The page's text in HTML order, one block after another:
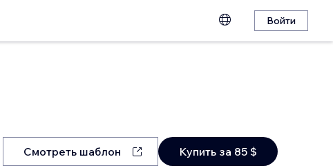
Войти
Смотреть шаблон Купить за 85 $